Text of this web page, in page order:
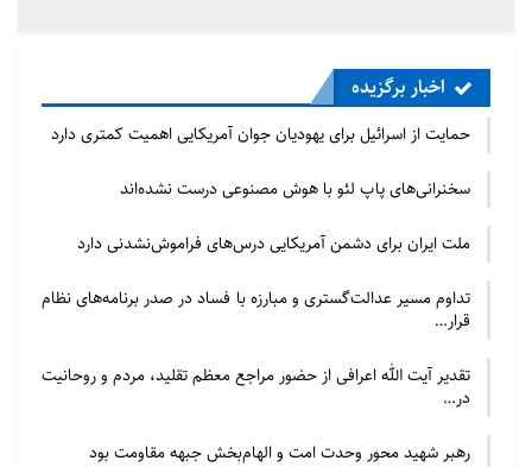
اخبار برگزیده
حمایت از اسرائیل برای یهودیان جوان آمریکایی اهمیت کمتری دارد
سخنرانی‌های پاپ لئو با هوش مصنوعی درست نشده‌اند
ملت ایران برای دشمن آمریکایی درس‌های فراموش‌نشدنی دارد
تداوم مسیر عدالت‌گستری و مبارزه با فساد در صدر برنامه‌های نظام
قرار…
تقدیر آیت الله اعرافی از حضور مراجع معظم تقلید، مردم و روحانیت
در…
رهبر شهید محور وحدت امت و الهام‌بخش جبهه مقاومت بود